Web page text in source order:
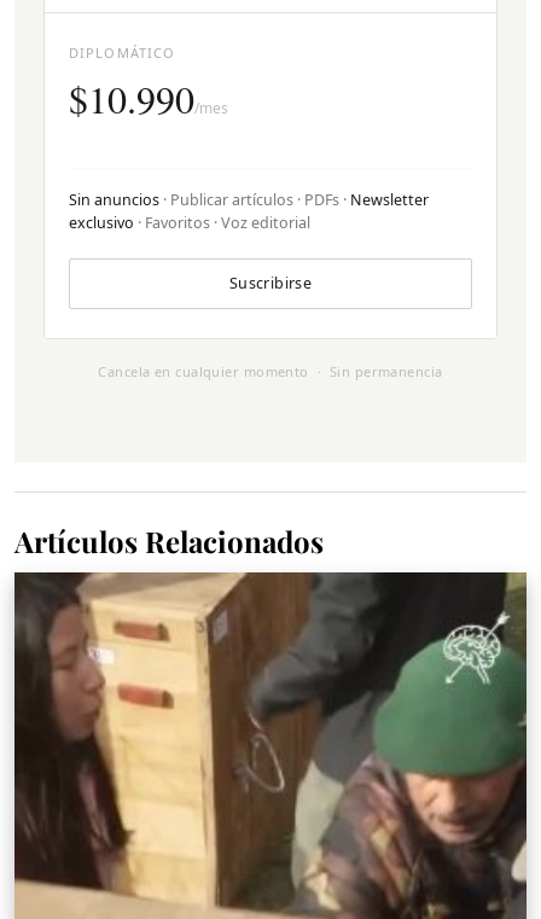
DIPLOMÁTICO
$10.990/mes
Sin anuncios · Publicar artículos · PDFs · Newsletter
exclusivo · Favoritos · Voz editorial
Suscribirse
Cancela en cualquier momento · Sin permanencia
Artículos Relacionados